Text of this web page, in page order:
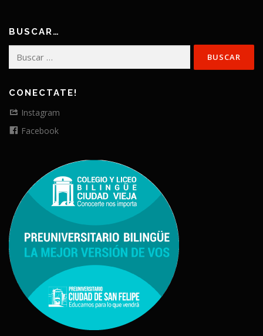
BUSCAR…
CONECTATE!
Instagram
Facebook